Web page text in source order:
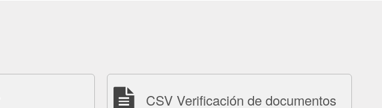
CSV Verificación de documentos